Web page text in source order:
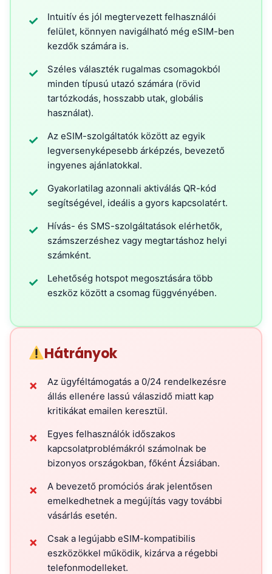
✓
Intuitív és jól megtervezett felhasználói
felület, könnyen navigálható még eSIM-ben
kezdők számára is.
✓
Széles választék rugalmas csomagokból
minden típusú utazó számára (rövid
tartózkodás, hosszabb utak, globális
használat).
✓
Az eSIM-szolgáltatók között az egyik
legversenyképesebb árképzés, bevezető
ingyenes ajánlatokkal.
✓
Gyakorlatilag azonnali aktiválás QR-kód
segítségével, ideális a gyors kapcsolatért.
✓
Hívás- és SMS-szolgáltatások elérhetők,
számszerzéshez vagy megtartáshoz helyi
számként.
✓
Lehetőség hotspot megosztására több
eszköz között a csomag függvényében.
Hátrányok
✗
Az ügyféltámogatás a 0/24 rendelkezésre
állás ellenére lassú válaszidő miatt kap
kritikákat emailen keresztül.
✗
Egyes felhasználók időszakos
kapcsolatproblémákról számolnak be
bizonyos országokban, főként Ázsiában.
✗
A bevezető promóciós árak jelentősen
emelkedhetnek a megújítás vagy további
vásárlás esetén.
✗
Csak a legújabb eSIM-kompatibilis
eszközökkel működik, kizárva a régebbi
telefonmodelleket.